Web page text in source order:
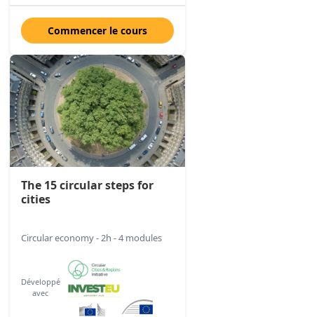
Commencer le cours
The 15 circular steps for
cities
Circular economy - 2h - 4 modules
Développé
avec